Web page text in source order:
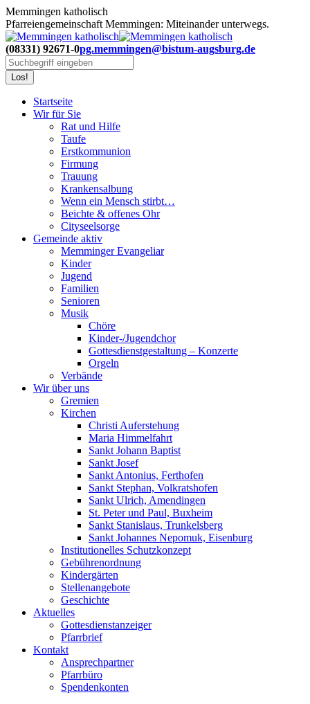
Zum
Inhalt
springen
Memmingen katholisch
Pfarreiengemeinschaft Memmingen: Miteinander unterwegs.
(08331) 92671-0pg.memmingen@bistum-augsburg.de
Search:
Startseite
Wir für Sie
Rat und Hilfe
Taufe
Erstkommunion
Firmung
Trauung
Krankensalbung
Wenn ein Mensch stirbt…
Beichte & offenes Ohr
Cityseelsorge
Gemeinde aktiv
Memminger Evangeliar
Kinder
Jugend
Familien
Senioren
Musik
Chöre
Kinder-/Jugendchor
Gottesdienstgestaltung – Konzerte
Orgeln
Verbände
Wir über uns
Gremien
Kirchen
Christi Auferstehung
Maria Himmelfahrt
Sankt Johann Baptist
Sankt Josef
Sankt Antonius, Ferthofen
Sankt Stephan, Volkratshofen
Sankt Ulrich, Amendingen
St. Peter und Paul, Buxheim
Sankt Stanislaus, Trunkelsberg
Sankt Johannes Nepomuk, Eisenburg
Institutionelles Schutzkonzept
Gebührenordnung
Kindergärten
Stellenangebote
Geschichte
Aktuelles
Gottesdienstanzeiger
Pfarrbrief
Kontakt
Ansprechpartner
Pfarrbüro
Spendenkonten